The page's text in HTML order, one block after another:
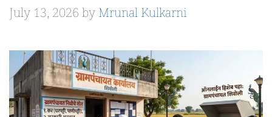
July 13, 2026byMrunal Kulkarni